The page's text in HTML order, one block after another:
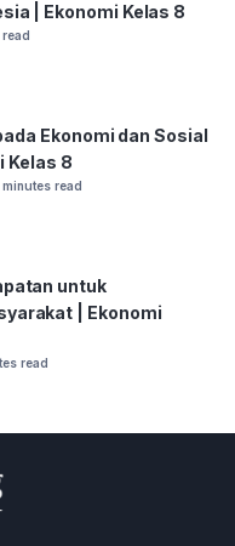
| Ekonomi Kelas 8
read
Ekonomi dan Sosial
Kelas 8
minutes read
untuk
| Ekonomi
read